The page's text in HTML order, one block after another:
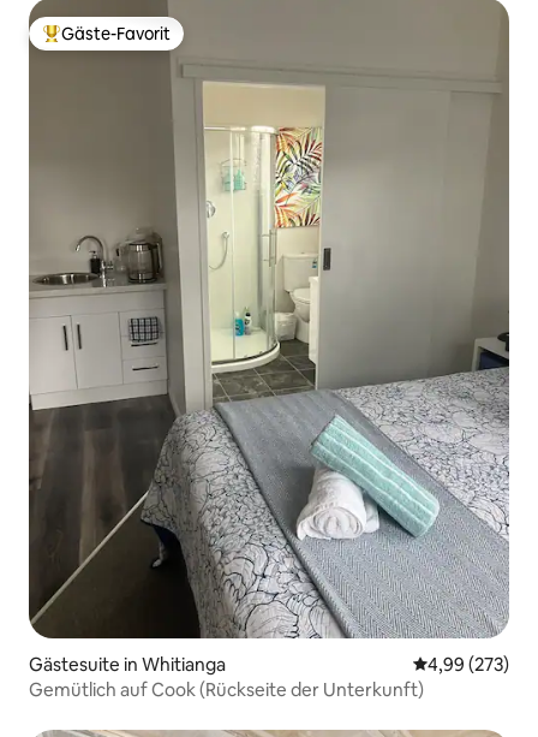
Beliebter Gäste-Favorit.
Gäste-Favorit
Gästesuite in Whitianga
4,99 (273)
Gemütlich auf Cook (Rückseite der Unterkunft)